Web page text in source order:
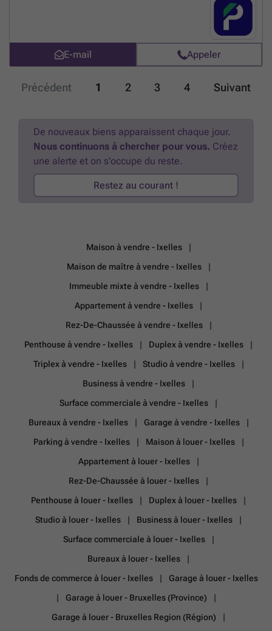
N'attendez pas et profitez des durées de location flexibles (Journée en
semaine, 24/7) et garez votre voiture en toute sécurité à Ixelles. Vous
pouvez réserver directement votre parking sur le lien suivant : ###
%20-%20elsene/avenue-des-saisons-98-ixelles-2851?
utm_source=ubiflow&utm_medium=referral&utm_campaign=parking
_listing&utm_content=beEn savoir plus ?
E-mail Appeler
Précédent 1 2 3 4 Suivant
De nouveaux biens apparaissent chaque jour.
Nous continuons à chercher pour vous. Créez
une alerte et on s'occupe du reste.
Restez au courant !
Maison à vendre - Ixelles
Maison de maître à vendre - Ixelles
Immeuble mixte à vendre - Ixelles
Appartement à vendre - Ixelles
Rez-De-Chaussée à vendre - Ixelles
Penthouse à vendre - Ixelles
Duplex à vendre - Ixelles
Triplex à vendre - Ixelles
Studio à vendre - Ixelles
Business à vendre - Ixelles
Surface commerciale à vendre - Ixelles
Bureaux à vendre - Ixelles
Garage à vendre - Ixelles
Parking à vendre - Ixelles
Maison à louer - Ixelles
Appartement à louer - Ixelles
Rez-De-Chaussée à louer - Ixelles
Penthouse à louer - Ixelles
Duplex à louer - Ixelles
Studio à louer - Ixelles
Business à louer - Ixelles
Surface commerciale à louer - Ixelles
Bureaux à louer - Ixelles
Fonds de commerce à louer - Ixelles
Garage à louer - Ixelles
Garage à louer - Bruxelles (Province)
Garage à louer - Bruxelles Region (Région)